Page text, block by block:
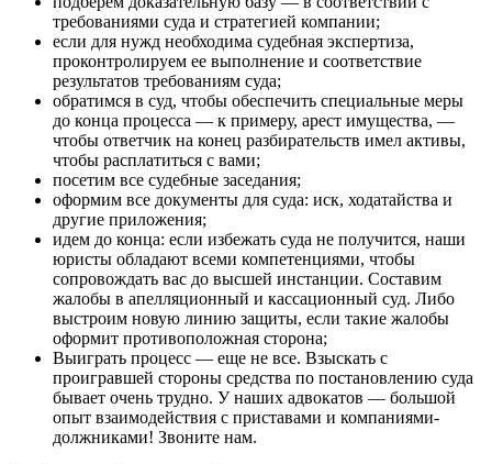
требованиями суда и стратегией компании;
если для нужд необходима судебная экспертиза,
проконтролируем ее выполнение и соответствие
результатов требованиям суда;
обратимся в суд, чтобы обеспечить специальные меры
до конца процесса — к примеру, арест имущества, —
чтобы ответчик на конец разбирательств имел активы,
чтобы расплатиться с вами;
посетим все судебные заседания;
оформим все документы для суда: иск, ходатайства и
другие приложения;
идем до конца: если избежать суда не получится, наши
юристы обладают всеми компетенциями, чтобы
сопровождать вас до высшей инстанции. Составим
жалобы в апелляционный и кассационный суд. Либо
выстроим новую линию защиты, если такие жалобы
оформит противоположная сторона;
Выиграть процесс — еще не все. Взыскать с
проигравшей стороны средства по постановлению суда
бывает очень трудно. У наших адвокатов — большой
опыт взаимодействия с приставами и компаниями-
должниками! Звоните нам.